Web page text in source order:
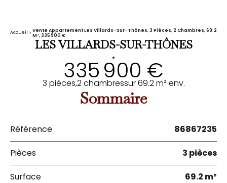
Accueil
Vente Appartement Les Villards-Sur-Thônes, 3 Pièces, 2 Chambres, 69.2
M², 335 900 €
LES VILLARDS-SUR-THÔNES
•
335 900 €
3 pièces,2 chambressur 69.2 m² env.
Sommaire
Référence 86867235
Pièces 3 pièces
Surface 69.2 m²